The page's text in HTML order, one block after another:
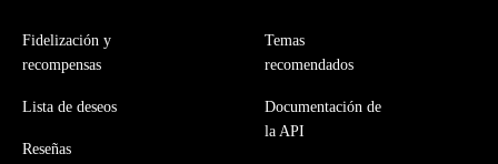
Fidelización y
recompensas
Lista de deseos
Reseñas
Temas
recomendados
Documentación de
la API